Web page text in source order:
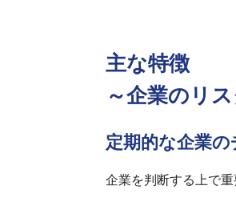
主な特徴
～企業のリ
定期的な企業
企業を判断する上で